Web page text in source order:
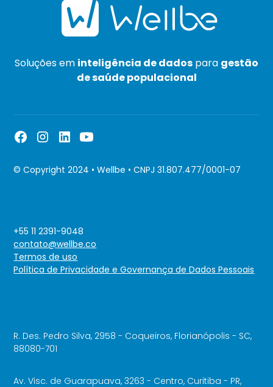
Soluções em inteligência de dados para gestão
de saúde populacional
© Copyright 2024 • Wellbe • CNPJ 31.807.477/0001-07
Termos de uso
Política de Privacidade e Governança de Dados Pessoais
+55 11 2391-9048
contato@wellbe.co
R. Des. Pedro Silva, 2958 - Coqueiros, Florianópolis - SC,
88080-701
Av. Visc. de Guarapuava, 3263 - Centro, Curitiba - PR,